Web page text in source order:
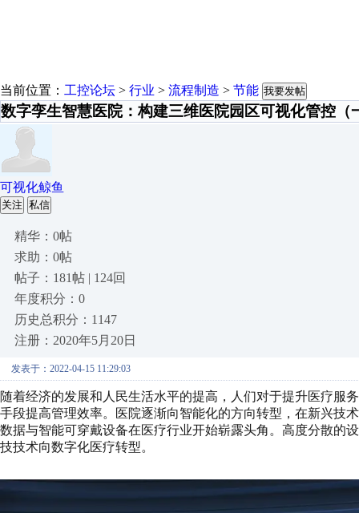
当前位置： 工控论坛 > 行业 > 流程制造 > 节能 我要发帖
数字孪生智慧医院：构建三维医院园区可视化管控（
可视化鲸鱼
关注 私信
精华：0帖
求助：0帖
帖子：181帖 | 124回
年度积分：0
历史总积分：1147
注册：2020年5月20日
发表于：2022-04-15 11:29:03
随着经济的发展和人民生活水平的提高，人们对于提升医疗服
手段提高管理效率。医院逐渐向智能化的方向转型，在新兴技
数据与智能可穿戴设备在医疗行业开始崭露头角。高度分散的
技技术向数字化医疗转型。